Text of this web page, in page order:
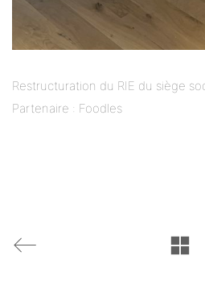
Restructuration du RIE du siège
Partenaire : Foodles